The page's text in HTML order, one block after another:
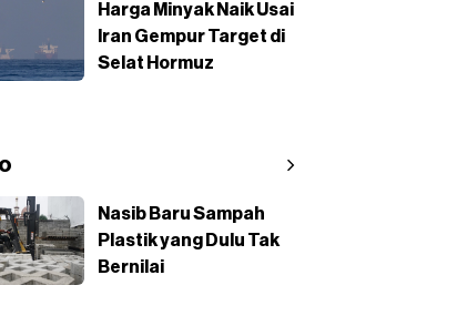
Harga Minyak Naik Usai
Iran Gempur Target di
Selat Hormuz
Nasib Baru Sampah
Plastik yang Dulu Tak
Bernilai